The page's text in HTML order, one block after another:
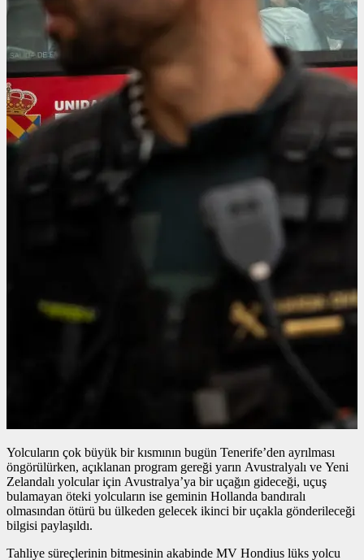
Yolcuların çok büyük bir kısmının bugün Tenerife’den ayrılması
öngörülürken, açıklanan program gereği yarın Avustralyalı ve Yeni
Zelandalı yolcular için Avustralya’ya bir uçağın gideceği, uçuş
bulamayan öteki yolcuların ise geminin Hollanda bandıralı
olmasından ötürü bu ülkeden gelecek ikinci bir uçakla gönderileceği
bilgisi paylaşıldı.
Tahliye süreçlerinin bitmesinin akabinde MV Hondius lüks yolcu